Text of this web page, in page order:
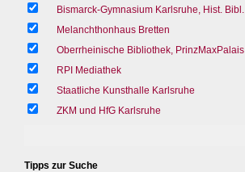
Bismarck-Gymnasium Karlsruhe, Hist. Bibl.
Melanchthonhaus Bretten
Oberrheinische Bibliothek, PrinzMaxPalais
RPI Mediathek
Staatliche Kunsthalle Karlsruhe
ZKM und HfG Karlsruhe
Tipps zur Suche